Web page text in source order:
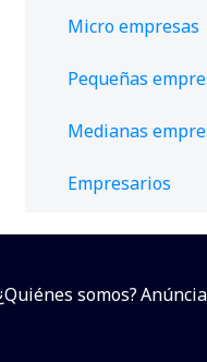
Micro empresas
Pequeñas
Medianas
Empresarios
somos?